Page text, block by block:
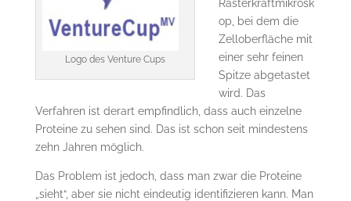
Logo des Venture Cups
Rasterkraftmikrosk
op, bei dem die
Zelloberfläche mit
einer sehr feinen
Spitze abgetastet
wird. Das
Verfahren ist derart empfindlich, dass auch einzelne
Proteine zu sehen sind. Das ist schon seit mindestens
zehn Jahren möglich.
Das Problem ist jedoch, dass man zwar die Proteine
„sieht“, aber sie nicht eindeutig identifizieren kann. Man